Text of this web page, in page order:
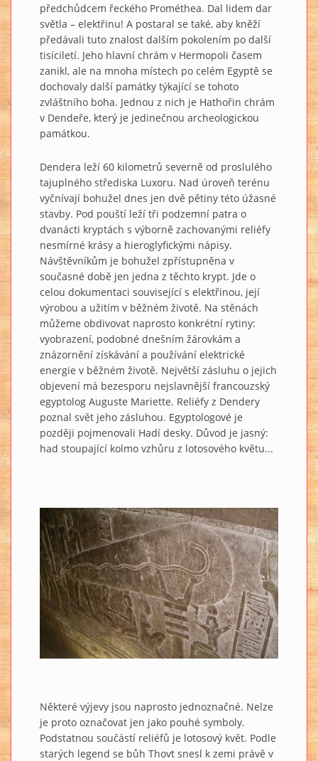
předchůdcem řeckého Prométhea. Dal lidem dar
světla – elektřinu! A postaral se také, aby kněží
předávali tuto znalost dalším pokolením po další
tisíciletí. Jeho hlavní chrám v Hermopoli časem
zanikl, ale na mnoha místech po celém Egyptě se
dochovaly další památky týkající se tohoto
zvláštního boha. Jednou z nich je Hathořin chrám
v Dendeře, který je jedinečnou archeologickou
památkou.
Dendera leží 60 kilometrů severně od proslulého
tajuplného střediska Luxoru. Nad úroveň terénu
vyčnívají bohužel dnes jen dvě pětiny této úžasné
stavby. Pod pouští leží tři podzemní patra o
dvanácti kryptách s výborně zachovanými reliéfy
nesmírné krásy a hieroglyfickými nápisy.
Návštěvníkům je bohužel zpřístupněna v
současné době jen jedna z těchto krypt. Jde o
celou dokumentaci související s elektřinou, její
výrobou a užitím v běžném životě. Na stěnách
můžeme obdivovat naprosto konkrétní rytiny:
vyobrazení, podobné dnešním žárovkám a
znázornění získávání a používání elektrické
energie v běžném životě. Největší zásluhu o jejich
objevení má bezesporu nejslavnější francouzský
egyptolog Auguste Mariette. Reliéfy z Dendery
poznal svět jeho zásluhou. Egyptologové je
později pojmenovali Hadí desky. Důvod je jasný:
had stoupající kolmo vzhůru z lotosového květu...
Některé výjevy jsou naprosto jednoznačné. Nelze
je proto označovat jen jako pouhé symboly.
Podstatnou součástí reliéfů je lotosový květ. Podle
starých legend se bůh Thovt snesl k zemi právě v